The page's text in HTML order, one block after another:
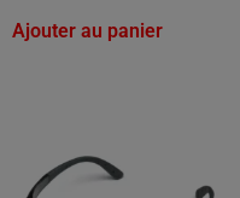
Ajouter au panier